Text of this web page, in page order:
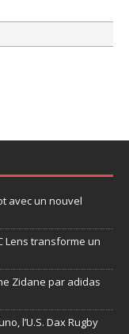
avec un nouvel
Lens transforme un
Zidane par adidas
l’U.S. Dax Rugby